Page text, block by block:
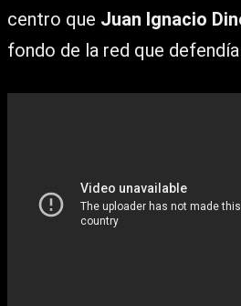
centro que Juan Ignacio
fondo de la red que